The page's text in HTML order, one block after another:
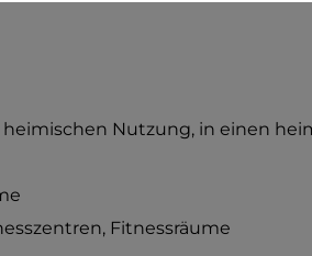
Nutzung, in einen
Fitnessräume